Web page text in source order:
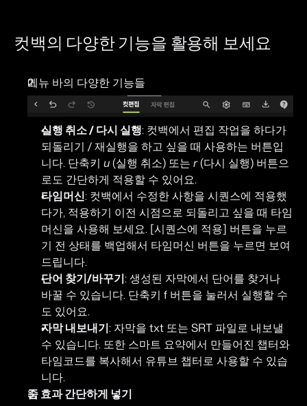
컷백의 다양한 기능을 활용해 보세요
메뉴 바의 다양한 기능들
실행 취소 / 다시 실행: 컷백에서 편집 작업을 하다가
되돌리기 / 재실행을 하고 싶을 때 사용하는 버튼입
니다. 단축키 u (실행 취소) 또는 r (다시 실행) 버튼으
로도 간단하게 적용할 수 있어요.
타임머신: 컷백에서 수정한 사항을 시퀀스에 적용했
다가, 적용하기 이전 시점으로 되돌리고 싶을 때 타임
머신을 사용해 보세요. [시퀀스에 적용] 버튼을 누르
기 전 상태를 백업해서 타임머신 버튼을 누르면 보여
드립니다.
단어 찾기/바꾸기: 생성된 자막에서 단어를 찾거나
바꿀 수 있습니다. 단축키 f 버튼을 눌러서 실행할 수
도 있어요.
자막 내보내기: 자막을 txt 또는 SRT 파일로 내보낼
수 있습니다. 또한 스마트 요약에서 만들어진 챕터와
타임코드를 복사해서 유튜브 챕터로 사용할 수 있습
니다.
줌 효과 간단하게 넣기